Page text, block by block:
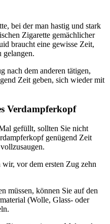
bei der man hastig und stark
Zigarette gemächlicher
braucht eine gewisse Zeit,
nach dem anderen tätigen,
Zeit geben, sich wieder mit
Verdampferkopf
gefüllt, sollten Sie nicht
genügend Zeit
vor dem ersten Zug zehn
müssen, können Sie auf den
(Wolle, Glass- oder